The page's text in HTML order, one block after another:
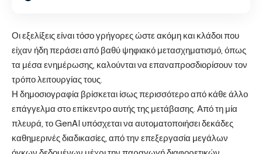
Οι εξελίξεις είναι τόσο γρήγορες ώστε ακόμη και κλάδοι που
είχαν ήδη περάσει από βαθύ ψηφιακό μετασχηματισμό, όπως
τα μέσα ενημέρωσης, καλούνται να επαναπροσδιορίσουν τον
τρόπο λειτουργίας τους.
Η δημοσιογραφία βρίσκεται ίσως περισσότερο από κάθε άλλο
επάγγελμα στο επίκεντρο αυτής της μετάβασης. Από τη μία
πλευρά, το GenAI υπόσχεται να αυτοματοποιήσει δεκάδες
καθημερινές διαδικασίες, από την επεξεργασία μεγάλων